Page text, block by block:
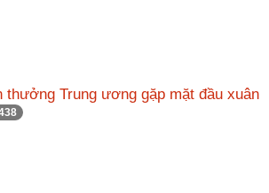
thưởng Trung ương gặp mặt đầu xuân